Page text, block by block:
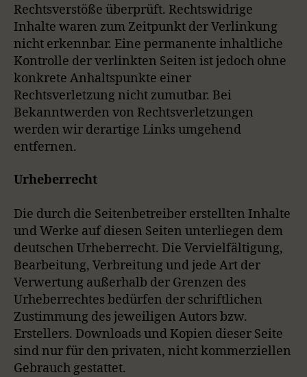
Rechtsverstöße überprüft. Rechtswidrige
Inhalte waren zum Zeitpunkt der Verlinkung
nicht erkennbar. Eine permanente inhaltliche
Kontrolle der verlinkten Seiten ist jedoch ohne
konkrete Anhaltspunkte einer
Rechtsverletzung nicht zumutbar. Bei
Bekanntwerden von Rechtsverletzungen
werden wir derartige Links umgehend
entfernen.
Urheberrecht
Die durch die Seitenbetreiber erstellten Inhalte
und Werke auf diesen Seiten unterliegen dem
deutschen Urheberrecht. Die Vervielfältigung,
Bearbeitung, Verbreitung und jede Art der
Verwertung außerhalb der Grenzen des
Urheberrechtes bedürfen der schriftlichen
Zustimmung des jeweiligen Autors bzw.
Erstellers. Downloads und Kopien dieser Seite
sind nur für den privaten, nicht kommerziellen
Gebrauch gestattet.